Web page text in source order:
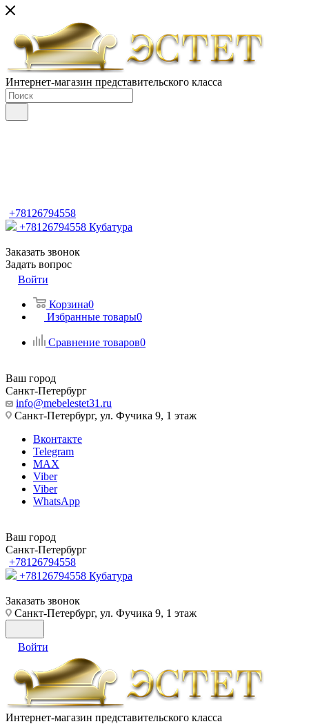
Интернет-магазин представительского класса
+78126794558
+78126794558 Кубатура
Заказать звонок
Задать вопрос
Войти
Корзина0
Избранные товары0
Сравнение товаров0
Ваш город
Санкт-Петербург
info@mebelestet31.ru
Санкт-Петербург, ул. Фучика 9, 1 этаж
Вконтакте
Telegram
MAX
Viber
Viber
WhatsApp
Ваш город
Санкт-Петербург
+78126794558
+78126794558 Кубатура
Заказать звонок
Санкт-Петербург, ул. Фучика 9, 1 этаж
Войти
Интернет-магазин представительского класса